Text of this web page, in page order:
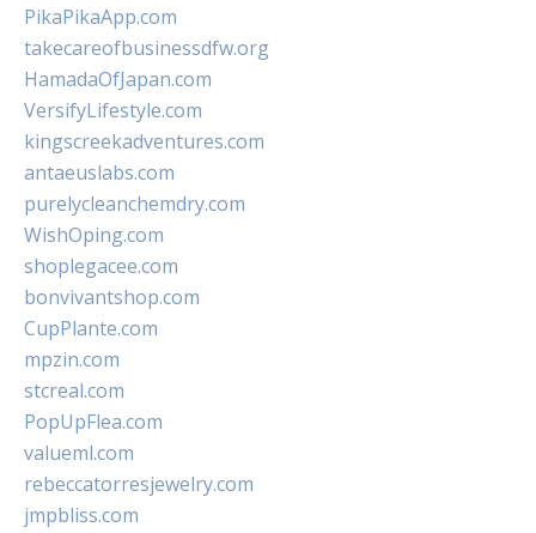
PikaPikaApp.com
takecareofbusinessdfw.org
HamadaOfJapan.com
VersifyLifestyle.com
kingscreekadventures.com
antaeuslabs.com
purelycleanchemdry.com
WishOping.com
shoplegacee.com
bonvivantshop.com
CupPlante.com
mpzin.com
stcreal.com
PopUpFlea.com
valueml.com
rebeccatorresjewelry.com
jmpbliss.com